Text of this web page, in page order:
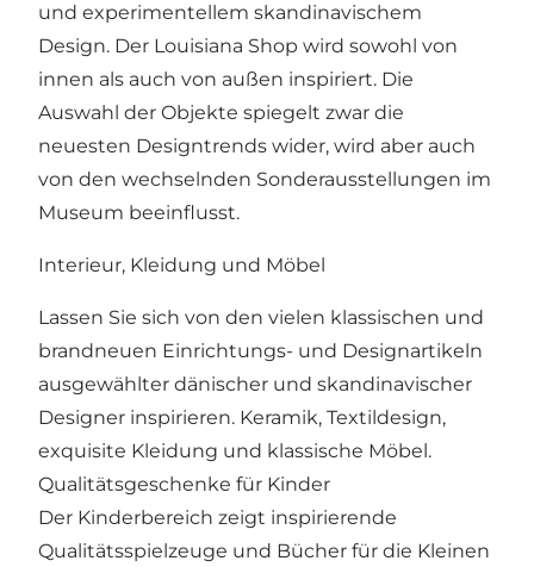
und experimentellem skandinavischem
Design. Der Louisiana Shop wird sowohl von
innen als auch von außen inspiriert. Die
Auswahl der Objekte spiegelt zwar die
neuesten Designtrends wider, wird aber auch
von den wechselnden Sonderausstellungen im
Museum beeinflusst.
Interieur, Kleidung und Möbel
Lassen Sie sich von den vielen klassischen und
brandneuen Einrichtungs- und Designartikeln
ausgewählter dänischer und skandinavischer
Designer inspirieren. Keramik, Textildesign,
exquisite Kleidung und klassische Möbel.
Qualitätsgeschenke für Kinder
Der Kinderbereich zeigt inspirierende
Qualitätsspielzeuge und Bücher für die Kleinen